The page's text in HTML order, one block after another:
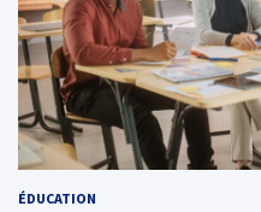
ÉDUCATION